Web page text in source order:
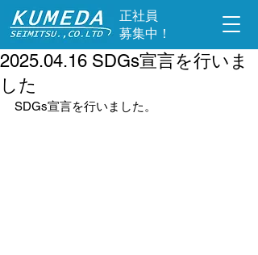
​正社員
募集中！
2025.04.16 SDGs宣言を行いま
した
SDGs宣言を行いました。